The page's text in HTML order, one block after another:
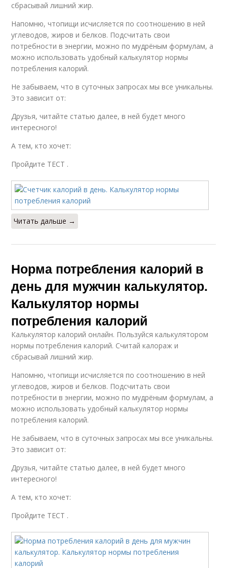
сбрасывай лишний жир.
Напомню, чтопищи исчисляется по соотношению в ней
углеводов, жиров и белков. Подсчитать свои
потребности в энергии, можно по мудрёным формулам, а
можно использовать удобный калькулятор нормы
потребления калорий.
Не забываем, что в суточных запросах мы все уникальны.
Это зависит от:
Друзья, читайте статью далее, в ней будет много
интересного!
А тем, кто хочет:
Пройдите ТЕСТ .
Читать дальше →
Норма потребления калорий в
день для мужчин калькулятор.
Калькулятор нормы
потребления калорий
Калькулятор калорий онлайн. Пользуйся калькулятором
нормы потребления калорий. Считай калораж и
сбрасывай лишний жир.
Напомню, чтопищи исчисляется по соотношению в ней
углеводов, жиров и белков. Подсчитать свои
потребности в энергии, можно по мудрёным формулам, а
можно использовать удобный калькулятор нормы
потребления калорий.
Не забываем, что в суточных запросах мы все уникальны.
Это зависит от:
Друзья, читайте статью далее, в ней будет много
интересного!
А тем, кто хочет:
Пройдите ТЕСТ .